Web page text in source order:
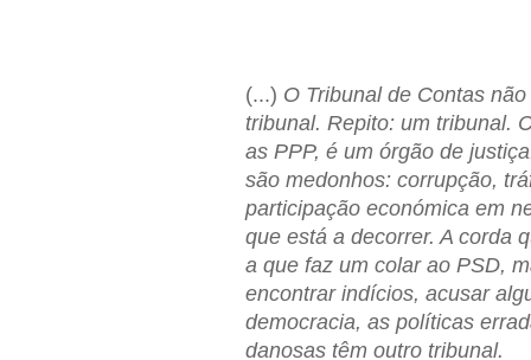
(...) O Tribunal de Contas
tribunal. Repito: um tribunal.
as PPP, é um órgão de
são medonhos: corrupção,
participação económica em
que está a decorrer. A corda
a que faz um colar ao PSD,
encontrar indícios, acusar
democracia, as políticas
danosas têm outro tribunal.